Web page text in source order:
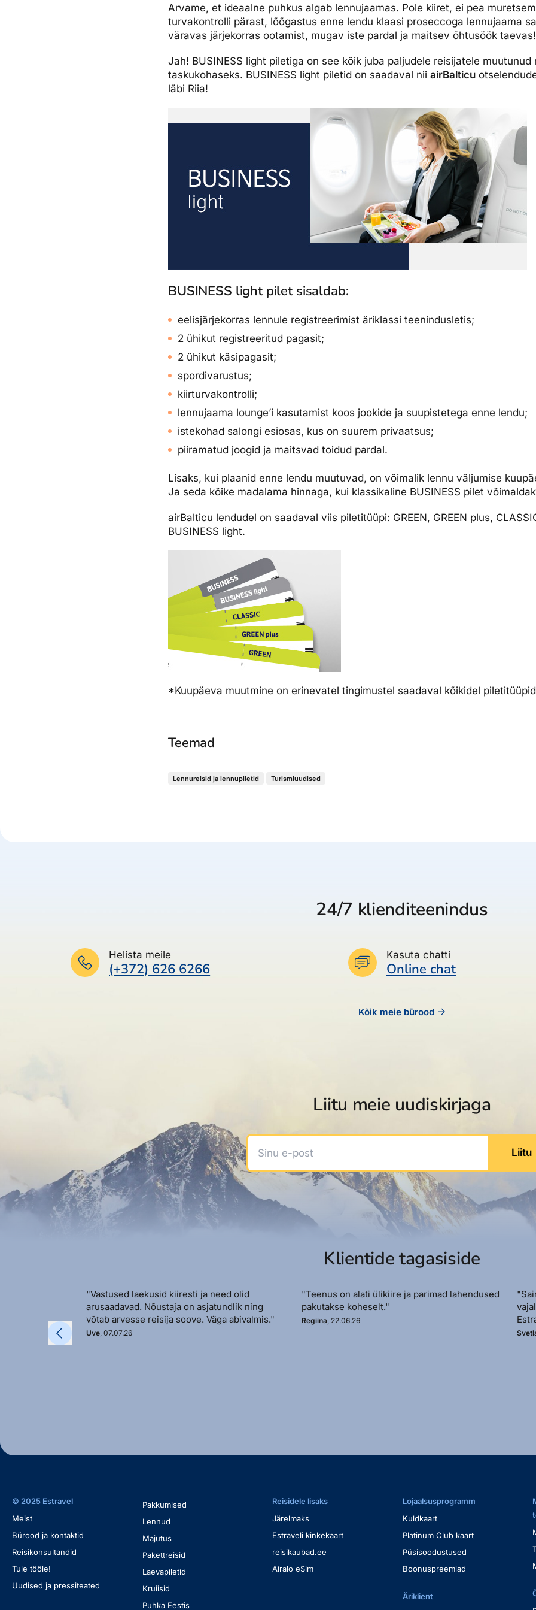
Arvame, et ideaalne puhkus algab lennujaamas. Pole kiiret, ei pea
turvakontrolli pärast, lõõgastus enne lendu klaasi proseccoga lennujaama
väravas järjekorras ootamist, mugav iste pardal ja maitsev õhtusöök
Jah! BUSINESS light piletiga on see kõik juba paljudele reisijatele muutunud
taskukohaseks. BUSINESS light piletid on saadaval nii airBalticu
läbi Riia!
BUSINESS light pilet sisaldab:
eelisjärjekorras lennule registreerimist äriklassi teenindusletis;
2 ühikut registreeritud pagasit;
2 ühikut käsipagasit;
spordivarustus;
kiirturvakontrolli;
lennujaama lounge’i kasutamist koos jookide ja suupistetega enne lendu;
istekohad salongi esiosas, kus on suurem privaatsus;
piiramatud joogid ja maitsvad toidud pardal.
Lisaks, kui plaanid enne lendu muutuvad, on võimalik lennu väljumise
Ja seda kõike madalama hinnaga, kui klassikaline BUSINESS pilet
airBalticu lendudel on saadaval viis piletitüüpi: GREEN, GREEN plus,
BUSINESS light.
*Kuupäeva muutmine on erinevatel tingimustel saadaval kõikidel
Teemad
Lennureisid ja lennupiletid Turismiuudised
24/7 klienditeenindus
Helista meile
(+372) 626 6266
Kasuta chatti
Online chat
Kõik meie bürood
Liitu meie uudiskirjaga
Sinu e-post
Liitu
Klientide tagasiside
"Vastused laekusid kiiresti ja need olid
arusaadavad. Nõustaja on asjatundlik ning
võtab arvesse reisija soove. Väga abivalmis."
Uve , 07.07.26
"Teenus on alati ülikiire ja parimad lahendused
pakutakse koheselt."
Regiina , 22.06.26
© 2025 Estravel
Meist
Bürood ja kontaktid
Reisikonsultandid
Tule tööle!
Uudised ja pressiteated
Pakkumised
Lennud
Majutus
Pakettreisid
Laevapiletid
Kruiisid
Puhka Eestis
Reisidele lisaks
Järelmaks
Estraveli kinkekaart
reisikaubad.ee
Airalo eSim
Lojaalsusprogramm
Kuldkaart
Platinum Club kaart
Püsisoodustused
Boonuspreemiad
Äriklient